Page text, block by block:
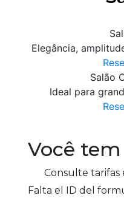
Elegância,
Salão
Ideal para
Você
Consulte tarifas
Falta el ID del